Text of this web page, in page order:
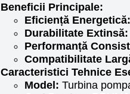
Beneficii Principale:
Eficiență Energetică:
Durabilitate Extinsă:
Performanță
Compatibilitate
Caracteristici Tehnice
Model: Turbina